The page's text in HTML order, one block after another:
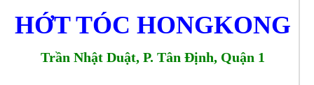
HỚT TÓC HONGKONG
Trần Nhật Duật, P. Tân Định, Quận 1